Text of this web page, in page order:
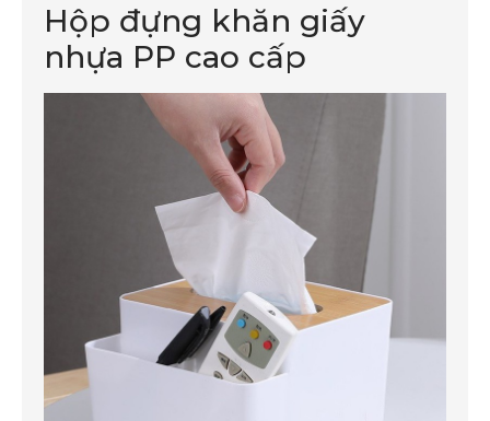
Hộp đựng khăn giấy
nhựa PP cao cấp